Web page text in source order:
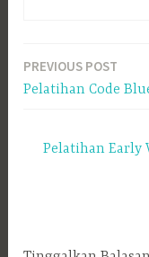
Navigasi
PREVIOUS POST
Pelatihan Code
Pelatihan Early